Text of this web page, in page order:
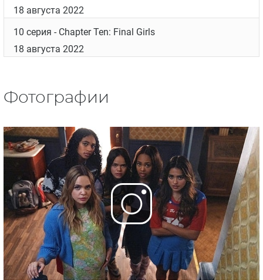
18 августа 2022
10 серия - Chapter Ten: Final Girls
18 августа 2022
Фотографии